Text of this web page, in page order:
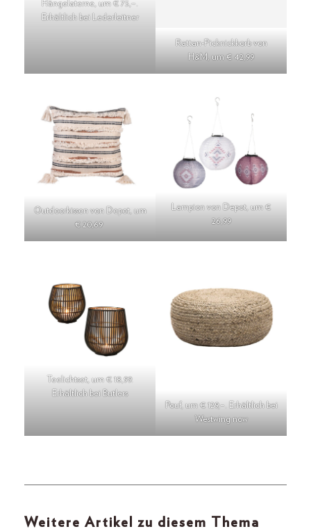
Hängelaterne, um € 75,–.
Erhältlich bei Lederleitner
Rattan-Picknickkorb von
H&M, um € 42,99
Outdoorkissen von Depot, um
€ 20,69
Lampion von Depot, um €
26,99
Teelichtset, um € 18,99.
Erhältlich bei Butlers
Pouf, um € 129,–. Erhältlich bei
Westwing now
Weitere Artikel zu diesem Thema